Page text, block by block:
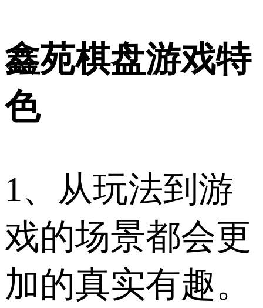
鑫苑棋盘游戏特
色
1、从玩法到游
戏的场景都会更
加的真实有趣。